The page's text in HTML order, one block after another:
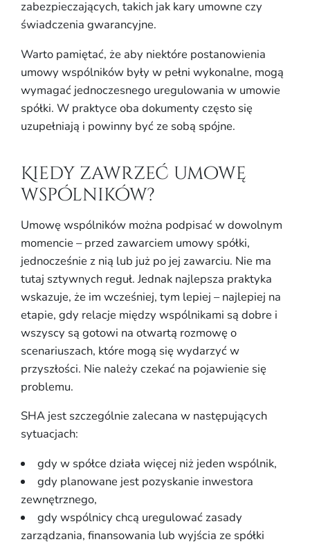
zabezpieczających, takich jak kary umowne czy
świadczenia gwarancyjne.
Warto pamiętać, że aby niektóre postanowienia
umowy wspólników były w pełni wykonalne, mogą
wymagać jednoczesnego uregulowania w umowie
spółki. W praktyce oba dokumenty często się
uzupełniają i powinny być ze sobą spójne.
Kiedy zawrzeć umowę
wspólników?
Umowę wspólników można podpisać w dowolnym
momencie – przed zawarciem umowy spółki,
jednocześnie z nią lub już po jej zawarciu. Nie ma
tutaj sztywnych reguł. Jednak najlepsza praktyka
wskazuje, że im wcześniej, tym lepiej – najlepiej na
etapie, gdy relacje między wspólnikami są dobre i
wszyscy są gotowi na otwartą rozmowę o
scenariuszach, które mogą się wydarzyć w
przyszłości. Nie należy czekać na pojawienie się
problemu.
SHA jest szczególnie zalecana w następujących
sytuacjach:
gdy w spółce działa więcej niż jeden wspólnik,
gdy planowane jest pozyskanie inwestora
zewnętrznego,
gdy wspólnicy chcą uregulować zasady
zarządzania, finansowania lub wyjścia ze spółki